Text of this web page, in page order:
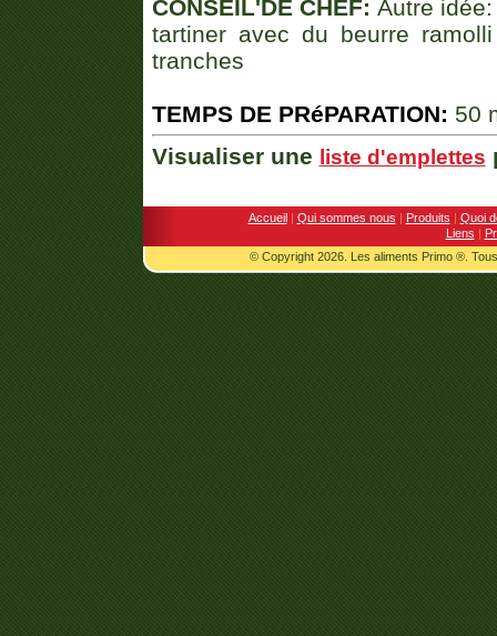
CONSEIL'DE CHEF: Autre
tartiner avec du beurre
tranches
TEMPS DE PRéPARATION: 50
Visualiser une liste d'emplettes
Accueil | Qui sommes nous | Produits | Quoi
Liens |
© Copyright 2026. Les aliments Primo ®.